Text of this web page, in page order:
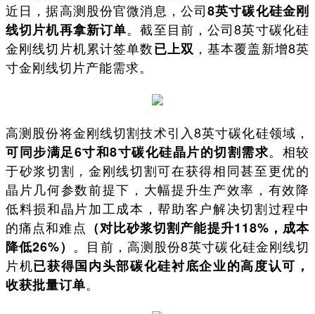
近日，据高测股份官微消息，公司8英寸碳化硅金刚
线切片机再拿新订单。截至目前，公司8英寸碳化硅
金刚线切片机累计签单数已上双 ，基本覆盖新增8英
寸金刚线切片产能需求。
高测股份将金刚线切割技术引入8英寸碳化硅领域，
可同步满足6寸和8寸碳化硅晶片的切割需求。相较
于砂浆切割，金刚线切割可在获得相同甚至更优的
晶片几何参数前提下，大幅提升生产效率，有效降
低料损和晶片加工成本，帮助客户解决切割过程中
的痛点和难点 （对比砂浆切割产能提升118%，成本
降低26%） 。目前，高测股份8英寸碳化硅金刚线切
片机已获得国内头部碳化硅衬底企业的高度认可，
收获批量订单。